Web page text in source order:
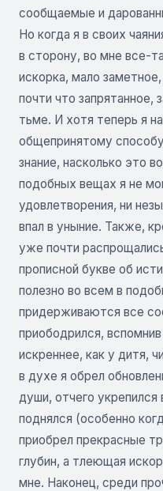
сообщаемые и
Но когда я в своих
в сторону, во мне все-
искорка, мало
почти что запрятанное,
тьме. И хотя теперь я
общепринятому
знание, насколько это
подобных вещах я не
удовлетворения, ни
впал в уныние. Также,
уже почти
прописной букве об
полезно во всем в
придерживаются все
приободрился,
искреннее, как у дитя,
в духе я обрел
души, отчего укрепился
поднялся (особенно
приобрел прекрасные
глубин, а тлеющая
мне. Наконец, среди